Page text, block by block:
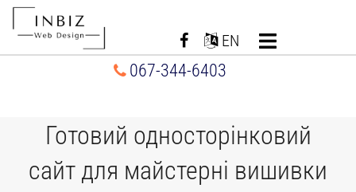
Перейти
EN
067-344-6403
Готовий односторінковий
сайт для майстерні вишивки